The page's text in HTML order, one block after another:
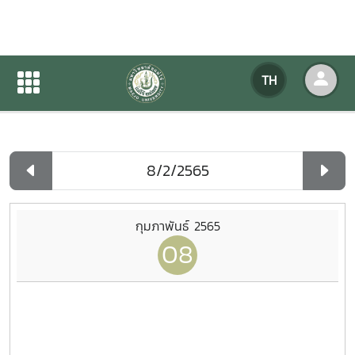
TH
ปฏิทินกิจกรรมของหน่วยงาน
ปฏิทินกิจกรรมของหน่วยงาน
กุมภาพันธ์ 2565
08